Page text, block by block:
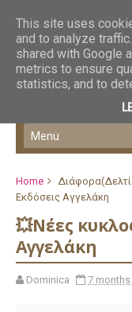
Home
Εκδόσεις Αγγελάκη
💥Νέες
Αγγελάκη
Dominica 7
This site uses
and to analyze
shared with Google
metrics to ensure
statistics, and to